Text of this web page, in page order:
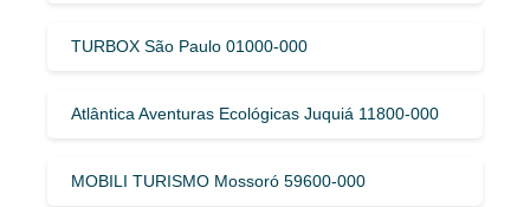
TURBOX São Paulo 01000-000
Atlântica Aventuras Ecológicas Juquiá 11800-000
MOBILI TURISMO Mossoró 59600-000